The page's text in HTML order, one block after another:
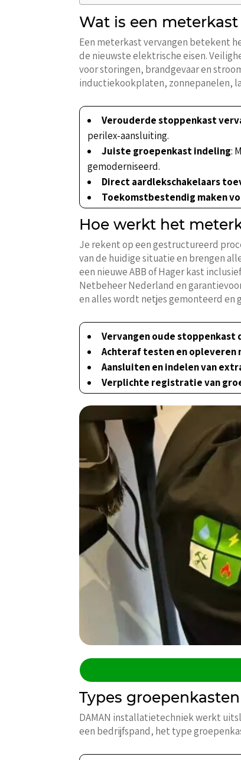
Wat is een
Een meterkast vervangen betekent
de nieuwste elektrische eisen.
voor storingen, brandgevaar en
inductiekookplaten, zonnepanelen,
Verouderde stoppenkast
perilex-aansluiting.
Juiste groepenkast indeling:
gemoderniseerd.
Direct aardlekschakelaars
Toekomstbestendig maken
Hoe werkt het
Je rekent op een gestructureerd
van de huidige situatie en brengen
een nieuwe ABB of Hager kast
Netbeheer Nederland en
en alles wordt netjes gemonteerd
Vervangen oude
Achteraf testen en
Aansluiten en indelen van
Verplichte registratie van
Types
DAMAN installatietechniek werkt
een bedrijfspand, het type